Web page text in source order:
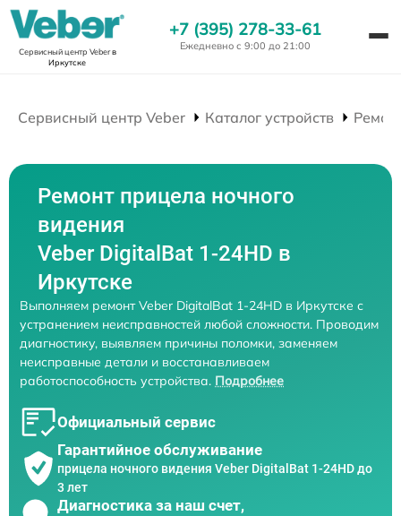
Сервисный центр Veberв
Иркутске
+7 (395) 278-33-61
Ежедневно с 9:00 до 21:00
Сервисный центр Veber Каталог устройств
Ремонт прицела ночного
видения
Veber DigitalBat 1-24HD в
Иркутске
Выполняем ремонт Veber DigitalBat 1-24HD в Иркутске с
устранением неисправностей любой сложности. Проводим
диагностику, выявляем причины поломки, заменяем
неисправные детали и восстанавливаем
работоспособность устройства. Подробнее
Официальный сервис
Гарантийное обслуживание
прицела ночного видения Veber DigitalBat 1-24HD до
3 лет
Диагностика за наш счет,